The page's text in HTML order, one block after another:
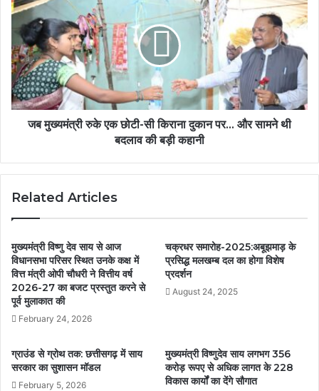
जब मुख्यमंत्री रुके एक छोटी-सी किराना दुकान पर... और सामने थी
बदलाव की बड़ी कहानी
Related Articles
मुख्यमंत्री विष्णु देव साय से आज
विधानसभा परिसर स्थित उनके कक्ष में
वित्त मंत्री ओपी चौधरी ने वित्तीय वर्ष
2026-27 का बजट प्रस्तुत करने से
पूर्व मुलाकात की
February 24, 2026
चक्रधर समारोह-2025:अबूझमाड़ के
प्रसिद्ध मलखम्ब दल का होगा विशेष
प्रदर्शन
August 24, 2025
ग्राउंड से ग्रोथ तक: छत्तीसगढ़ में साय
सरकार का सुशासन मॉडल
February 5, 2026
मुख्यमंत्री विष्णुदेव साय लगभग 356
करोड़ रूपए से अधिक लागत के 228
विकास कार्यों का देंगे सौगात